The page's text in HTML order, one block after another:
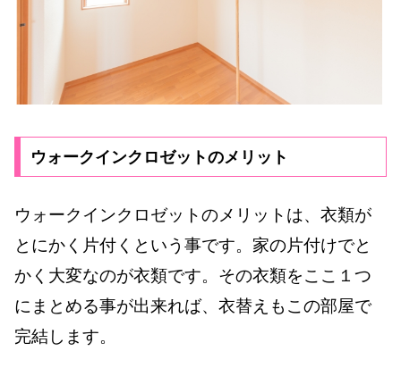
ウォークインクロゼットのメリット
ウォークインクロゼットのメリットは、衣類が
とにかく片付くという事です。家の片付けでと
かく大変なのが衣類です。その衣類をここ１つ
にまとめる事が出来れば、衣替えもこの部屋で
完結します。